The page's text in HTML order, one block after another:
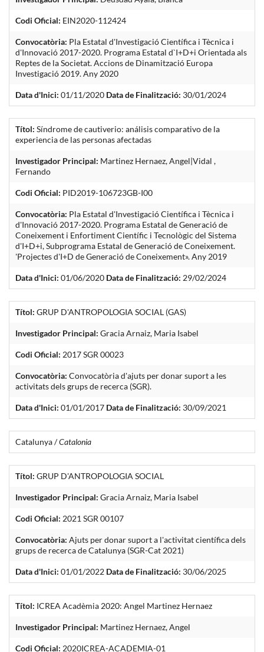
Codi Oficial: EIN2020-112424
Convocatòria: Pla Estatal d'Investigació Científica i Tècnica i
d'Innovació 2017-2020. Programa Estatal d`I+D+i Orientada als
Reptes de la Societat. Accions de Dinamització Europa
Investigació 2019. Any 2020
Data d'Inici: 01/11/2020 Data de Finalització: 30/01/2024
Títol: Síndrome de cautiverio: análisis comparativo de la
experiencia de las personas afectadas
Investigador Principal: Martinez Hernaez, Angel|Vidal ,
Fernando
Codi Oficial: PID2019-106723GB-I00
Convocatòria: Pla Estatal d'Investigació Científica i Tècnica i
d'Innovació 2017-2020. Programa Estatal de Generació de
Coneixement i Enfortiment Científic i Tecnològic del Sistema
d'I+D+i, Subprograma Estatal de Generació de Coneixement.
'Projectes d'I+D de Generació de Coneixement». Any 2019
Data d'Inici: 01/06/2020 Data de Finalització: 29/02/2024
Títol: GRUP D'ANTROPOLOGIA SOCIAL (GAS)
Investigador Principal: Gracia Arnaiz, Maria Isabel
Codi Oficial: 2017 SGR 00023
Convocatòria: Convocatòria d'ajuts per donar suport a les
activitats dels grups de recerca (SGR).
Data d'Inici: 01/01/2017 Data de Finalització: 30/09/2021
Catalunya /Catalonia
Títol: GRUP D'ANTROPOLOGIA SOCIAL
Investigador Principal: Gracia Arnaiz, Maria Isabel
Codi Oficial: 2021 SGR 00107
Convocatòria: Ajuts per donar suport a l'activitat científica dels
grups de recerca de Catalunya (SGR-Cat 2021)
Data d'Inici: 01/01/2022 Data de Finalització: 30/06/2025
Títol: ICREA Acadèmia 2020: Angel Martinez Hernaez
Investigador Principal: Martinez Hernaez, Angel
Codi Oficial: 2020ICREA-ACADEMIA-01